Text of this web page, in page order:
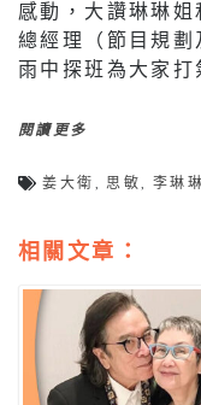
感動，大讚琳琳
總經理（節目規
雨中探班為大家打
閱讀更多
姜大衛 ,思敏,李琳
相關文章：